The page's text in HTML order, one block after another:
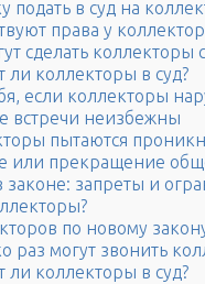
подать в суд на
права у
сделать коллекторы
ли коллекторы в суд?
если коллекторы
встречи неизбежны
пытаются
или прекращение
запреты и
по новому
раз могут звонить
ли коллекторы в суд?